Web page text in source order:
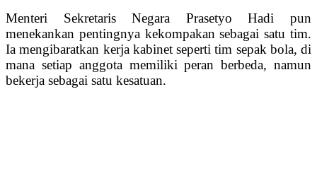
Menteri Sekretaris Negara Prasetyo Hadi pun
menekankan pentingnya kekompakan sebagai satu tim.
Ia mengibaratkan kerja kabinet seperti tim sepak bola, di
mana setiap anggota memiliki peran berbeda, namun
bekerja sebagai satu kesatuan.